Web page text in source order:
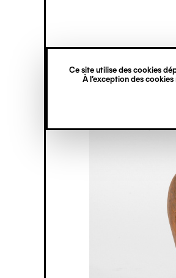
Ce site utilise des cookies
À l’exception des
principal
verticale